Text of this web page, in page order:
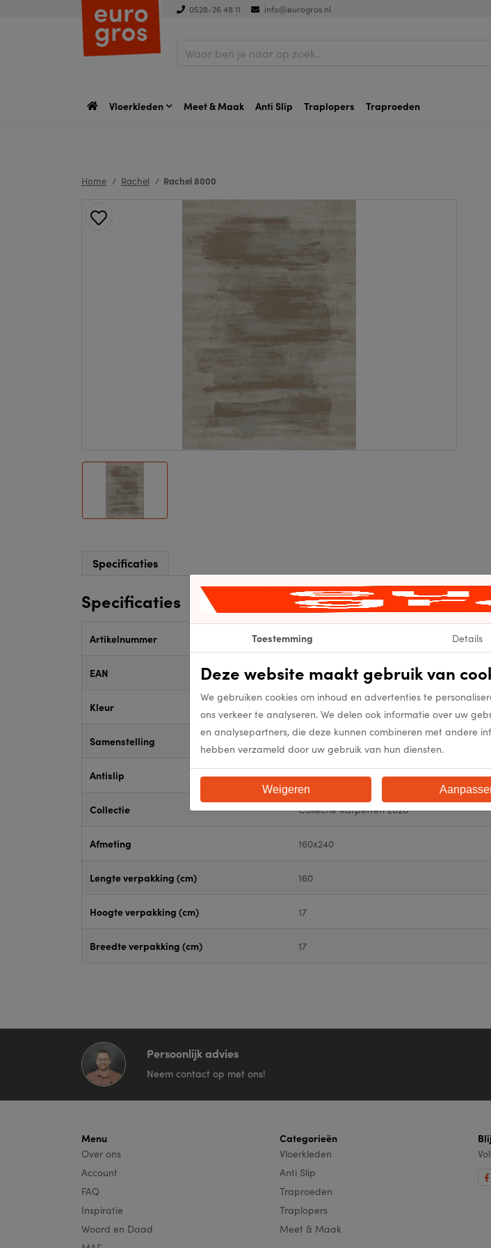
0528-26 48 11 info@eurogros.nl
Vloerkleden Meet & Maak Anti Slip Traplopers Traproeden
Home Rachel Rachel 8000
Specificaties
Specificaties
Artikelnummer 310322
EAN 310322
Kleur
Samenstelling
Antislip nee
Collectie Collectie Karpetten 2026
Afmeting 160x240
Lengte verpakking (cm) 160
Hoogte verpakking (cm) 17
Breedte verpakking (cm) 17
Persoonlijk advies
Neem contact op met ons!
Menu
Over ons
Account
FAQ
Inspiratie
Woord en Daad
Categorieën
Vloerkleden
Anti Slip
Traproeden
Traplopers
Meet & Maak
Toestemming Details
Deze website maakt gebruik van
We gebruiken cookies om inhoud en advertenties te
ons verkeer te analyseren. We delen ook informatie over uw
en analysepartners, die deze kunnen combineren met andere
hebben verzameld door uw gebruik van hun diensten.
Weigeren